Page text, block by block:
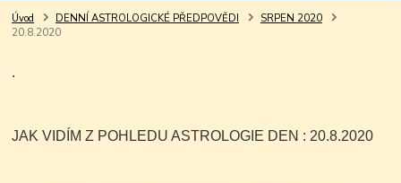
Úvod DENNÍ ASTROLOGICKÉ PŘEDPOVĚDI
SRPEN 2020
20.8.2020
.
JAK VIDÍM Z POHLEDU ASTROLOGIE DEN : 20.8.2020